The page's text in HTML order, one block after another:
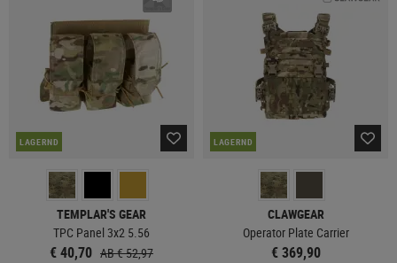
LAGERND
TEMPLAR'S GEAR
TPC Panel 3x2 5.56
€ 40,70 AB € 52,97
LAGERND
CLAWGEAR
Operator Plate Carrier
€ 369,90